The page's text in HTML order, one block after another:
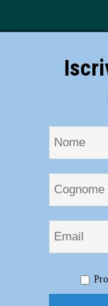
nuovo direttore di
settore, non vediamo